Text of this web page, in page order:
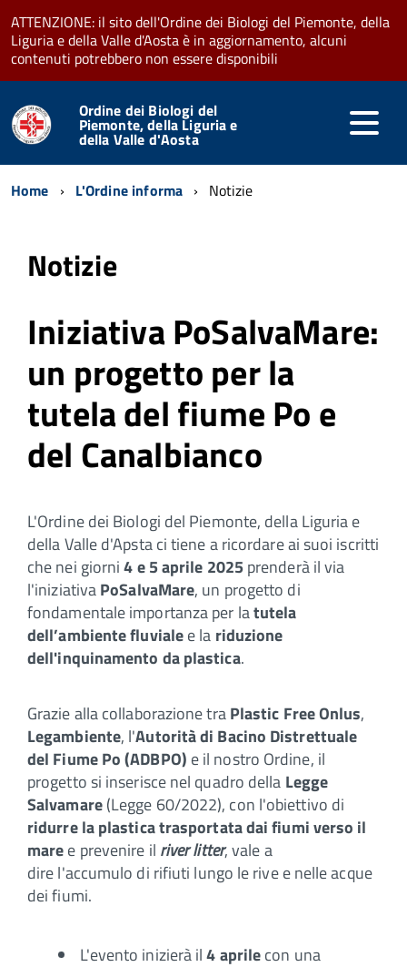
ATTENZIONE: il sito dell'Ordine dei Biologi del Piemonte, della
Liguria e della Valle d'Aosta è in aggiornamento, alcuni
contenuti potrebbero non essere disponibili
Ordine dei Biologi del
Piemonte, della Liguria e
della Valle d'Aosta
Home L'Ordine informa Notizie
Notizie
Iniziativa PoSalvaMare:
un progetto per la
tutela del fiume Po e
del Canalbianco
L'Ordine dei Biologi del Piemonte, della Liguria e
della Valle d'Apsta ci tiene a ricordare ai suoi iscritti
che nei giorni4 e 5 aprile 2025prenderà il via
l'iniziativaPoSalvaMare, un progetto di
fondamentale importanza per latutela
dell’ambiente fluvialee la riduzione
dell'inquinamento da plastica.
Grazie alla collaborazione traPlastic Free Onlus,
Legambiente, l'Autorità di Bacino Distrettuale
del Fiume Po (ADBPO) e il nostro Ordine, il
progetto si inserisce nel quadro della Legge
Salvamare(Legge 60/2022), con l'obiettivo di
ridurre la plastica trasportata dai fiumi verso il
maree prevenire il river litter, vale a
dire l'accumulo di rifiuti lungo le rive e nelle acque
dei fiumi.
L'evento inizierà il4 aprilecon una